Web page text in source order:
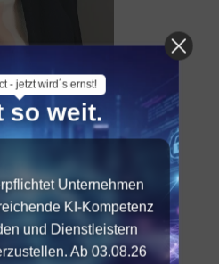
& Assistentin
- jetzt wird´s ernst!
so weit.
Unternehmen
KI-Kompetenz
und Dienstleistern
Ab 03.08.26